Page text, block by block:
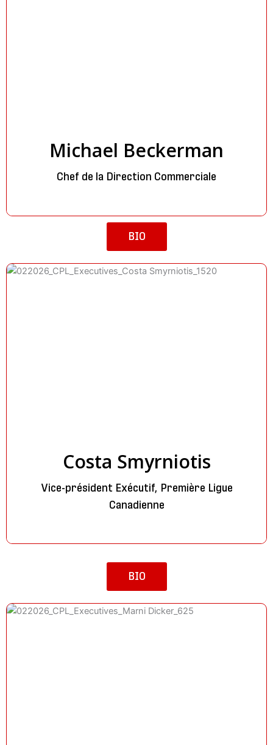
Michael Beckerman
Chef de la Direction Commerciale
BIO
Costa Smyrniotis
Vice-président Exécutif, Première Ligue
Canadienne
BIO